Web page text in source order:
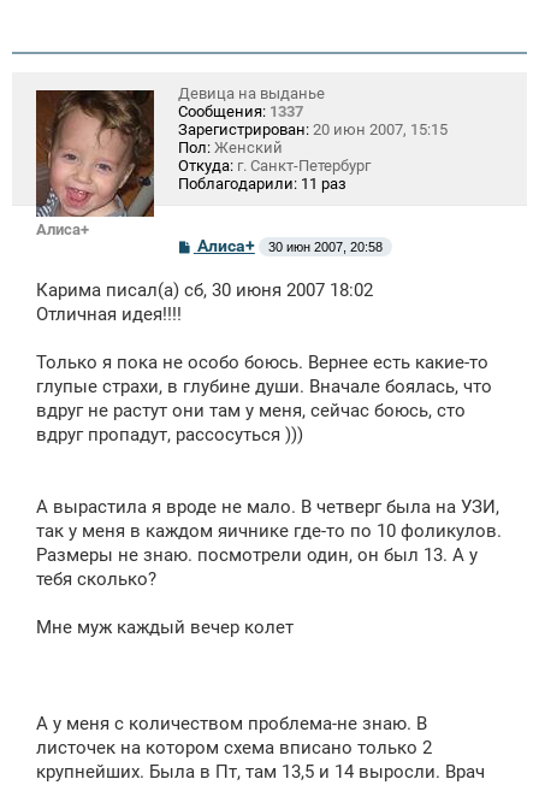
Алиса+
Девица на выданье
Сообщения: 1337
Зарегистрирован: 20 июн 2007, 15:15
Пол: Женский
Откуда: г. Санкт-Петербург
Поблагодарили: 11 раз
С
б
и
Алиса+ 30 июн 2007, 20:58
Карима писал(а) сб, 30 июня 2007 18:02
Отличная идея!!!!
Только я пока не особо боюсь. Вернее есть какие-то
глупые страхи, в глубине души. Вначале боялась, что
вдруг не растут они там у меня, сейчас боюсь, сто
вдруг пропадут, рассосуться )))
А вырастила я вроде не мало. В четверг была на УЗИ,
так у меня в каждом яичнике где-то по 10 фоликулов.
Размеры не знаю. посмотрели один, он был 13. А у
тебя сколько?
Мне муж каждый вечер колет
А у меня с количеством проблема-не знаю. В
листочек на котором схема вписано только 2
крупнейших. Была в Пт, там 13,5 и 14 выросли. Врач